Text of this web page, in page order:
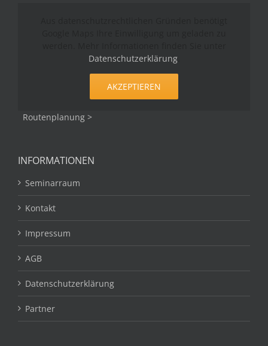
Datenschutzerklärung.
AKZEPTIEREN
Routenplanung >
INFORMATIONEN
Seminarraum
Kontakt
Impressum
AGB
Datenschutzerklärung
Partner